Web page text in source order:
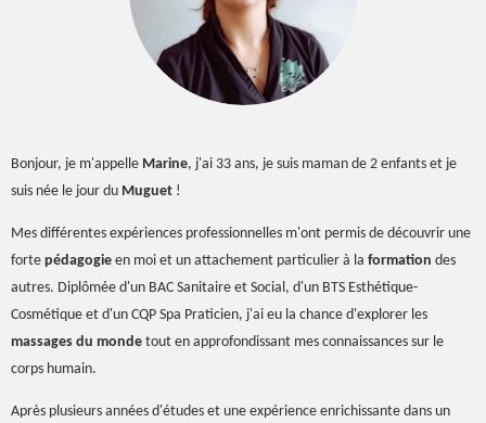
Bonjour, je m'appelle Marine, j'ai 33 ans, je suis maman de 2 enfants et je
suis née le jour du Muguet !
Mes différentes expériences professionnelles m'ont permis de découvrir une
forte pédagogie en moi et un attachement particulier à la formation des
autres. Diplômée d'un BAC Sanitaire et Social, d'un BTS Esthétique-
Cosmétique et d'un CQP Spa Praticien, j'ai eu la chance d'explorer les
massages du monde tout en approfondissant mes connaissances sur le
corps humain.
Après plusieurs années d'études et une expérience enrichissante dans un